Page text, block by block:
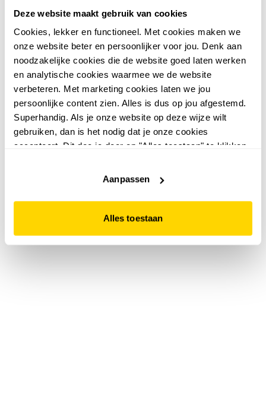
Deze website maakt gebruik van cookies
Cookies, lekker en functioneel. Met cookies maken we
onze website beter en persoonlijker voor jou. Denk aan
noodzakelijke cookies die de website goed laten werken
en analytische cookies waarmee we de website
verbeteren. Met marketing cookies laten we jou
persoonlijke content zien. Alles is dus op jou afgestemd.
Superhandig. Als je onze website op deze wijze wilt
gebruiken, dan is het nodig dat je onze cookies
accepteert. Dit doe je door op "Alles toestaan" te klikken.
website niet optimaal functioneert.
Aanpassen
Alles toestaan